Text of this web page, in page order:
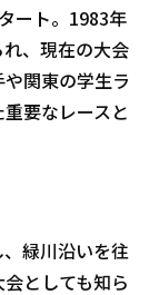
ート。1983年
、現在の大会
関東の学生ラ
要なレースと
緑川沿いを往
としても知ら